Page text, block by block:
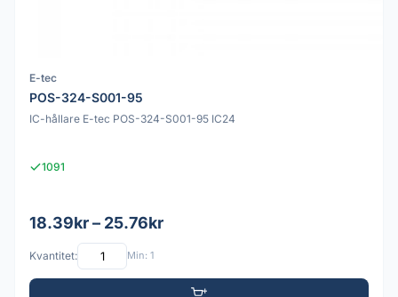
E-tec
POS-324-S001-95
IC-hållare E-tec POS-324-S001-95 IC24
1091
18.39kr – 25.76kr
Kvantitet: Min: 1